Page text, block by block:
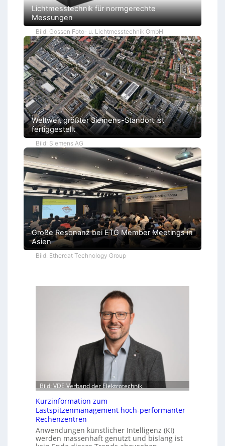
Lichtmesstechnik für normgerechte
Messungen
Bild: Gossen Foto- u. Lichtmesstechnik GmbH
Weltweit größter Siemens-Standort ist
fertiggestellt
Bild: Siemens AG
Große Resonanz bei ETG Member Meetings in
Asien
Bild: Ethercat Technology Group
Bild: VDE Verband der Elektrotechnik
Kurzinformation zum
Lastspitzenmanagement hoch-performanter
Rechenzentren
Anwendungen künstlicher Intelligenz (KI)
werden massenhaft genutzt und bislang ist